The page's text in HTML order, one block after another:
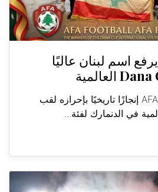
AFA Lebanon يرفع اسم لبنان عاليًا
حقق فريق AFA Lebanon إنجازًا تاريخيًا بإحرازه لقب